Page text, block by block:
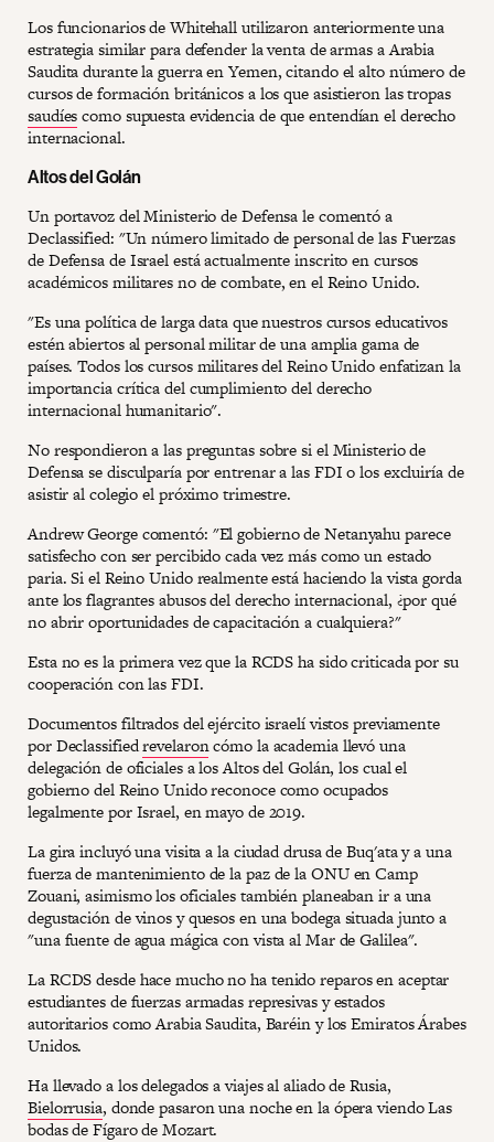
Los funcionarios de Whitehall utilizaron anteriormente una
estrategia similar para defender la venta de armas a Arabia
Saudita durante la guerra en Yemen, citando el alto número de
cursos de formación británicos a los que asistieron las tropas
saudíescomo supuesta evidencia de que entendían el derecho
internacional.
Altos del Golán
Un portavoz del Ministerio de Defensa le comentó a
Declassified: "Un número limitado de personal de las Fuerzas
de Defensa de Israel está actualmente inscrito en cursos
académicos militares no de combate, en el Reino Unido.
"Es una política de larga data que nuestros cursos educativos
estén abiertos al personal militar de una amplia gama de
países. Todos los cursos militares del Reino Unido enfatizan la
importancia crítica del cumplimiento del derecho
internacional humanitario".
No respondieron a las preguntas sobre si el Ministerio de
Defensa se disculparía por entrenar a las FDI o los excluiría de
asistir al colegio el próximo trimestre.
Andrew George comentó: "El gobierno de Netanyahu parece
satisfecho con ser percibido cada vez más como un estado
paria. Si el Reino Unido realmente está haciendo la vista gorda
ante los flagrantes abusos del derecho internacional, ¿por qué
no abrir oportunidades de capacitación a cualquiera?"
Esta no es la primera vez que la RCDS ha sido criticada por su
cooperación con las FDI.
Documentos filtrados del ejército israelí vistos previamente
por Declassifiedrevelaroncómo la academia llevó una
delegación de oficiales a los Altos del Golán, los cual el
gobierno del Reino Unido reconoce como ocupados
legalmente por Israel, en mayo de 2019.
La gira incluyó una visita a la ciudad drusa de Buq'ata y a una
fuerza de mantenimiento de la paz de la ONU en Camp
Zouani, asimismo los oficiales también planeaban ir a una
degustación de vinos y quesos en una bodega situada junto a
"una fuente de agua mágica con vista al Mar de Galilea".
La RCDS desde hace mucho no ha tenido reparos en aceptar
estudiantes de fuerzas armadas represivas y estados
autoritarios como Arabia Saudita, Baréin y los Emiratos Árabes
Unidos.
Ha llevado a los delegados a viajes al aliado de Rusia,
Bielorrusia, donde pasaron una noche en la ópera viendo Las
bodas de Fígaro de Mozart.